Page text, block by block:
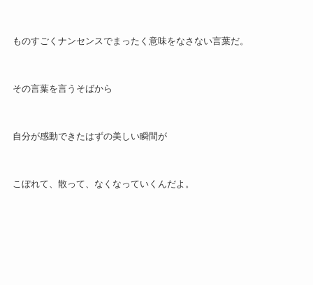
ものすごくナンセンスでまったく意味をなさない言葉だ。
その言葉を言うそばから
自分が感動できたはずの美しい瞬間が
こぼれて、散って、なくなっていくんだよ。